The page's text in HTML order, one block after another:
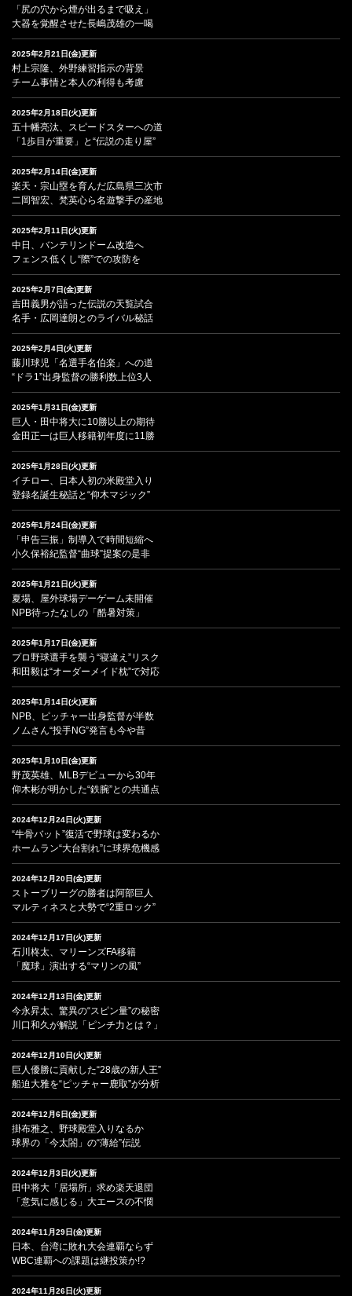
「尻の穴から煙が出るまで吸え」
大器を覚醒させた長嶋茂雄の一喝
2025年2月21日(金)更新
村上宗隆、外野練習指示の背景
チーム事情と本人の利得も考慮
2025年2月18日(火)更新
五十幡亮汰、スピードスターへの道
「1歩目が重要」と“伝説の走り屋”
2025年2月14日(金)更新
楽天・宗山塁を育んだ広島県三次市
二岡智宏、梵英心ら名遊撃手の産地
2025年2月11日(火)更新
中日、バンテリンドーム改造へ
フェンス低くし“際”での攻防を
2025年2月7日(金)更新
吉田義男が語った伝説の天覧試合
名手・広岡達朗とのライバル秘話
2025年2月4日(火)更新
藤川球児「名選手名伯楽」への道
“ドラ1”出身監督の勝利数上位3人
2025年1月31日(金)更新
巨人・田中将大に10勝以上の期待
金田正一は巨人移籍初年度に11勝
2025年1月28日(火)更新
イチロー、日本人初の米殿堂入り
登録名誕生秘話と“仰木マジック”
2025年1月24日(金)更新
「申告三振」制導入で時間短縮へ
小久保裕紀監督“曲球”提案の是非
2025年1月21日(火)更新
夏場、屋外球場デーゲーム未開催
NPB待ったなしの「酷暑対策」
2025年1月17日(金)更新
プロ野球選手を襲う“寝違え”リスク
和田毅は“オーダーメイド枕”で対応
2025年1月14日(火)更新
NPB、ピッチャー出身監督が半数
ノムさん“投手NG”発言も今や昔
2025年1月10日(金)更新
野茂英雄、MLBデビューから30年
仰木彬が明かした“鉄腕”との共通点
2024年12月24日(火)更新
“牛骨バット”復活で野球は変わるか
ホームラン“大台割れ”に球界危機感
2024年12月20日(金)更新
ストーブリーグの勝者は阿部巨人
マルティネスと大勢で“2重ロック”
2024年12月17日(火)更新
石川柊太、マリーンズFA移籍
「魔球」演出する“マリンの風”
2024年12月13日(金)更新
今永昇太、驚異の“スピン量”の秘密
川口和久が解説「ピンチ力とは？」
2024年12月10日(火)更新
巨人優勝に貢献した“28歳の新人王”
船迫大雅を“ピッチャー鹿取”が分析
2024年12月6日(金)更新
掛布雅之、野球殿堂入りなるか
球界の「今太閤」の“薄給”伝説
2024年12月3日(火)更新
田中将大「居場所」求め楽天退団
「意気に感じる」大エースの不憫
2024年11月29日(金)更新
日本、台湾に敗れ大会連覇ならず
WBC連覇への課題は継投策か!?
2024年11月26日(火)更新